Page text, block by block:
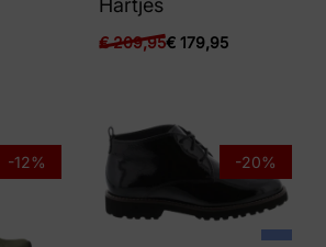
Hartjes
€209,95€179,95
-12% -20%